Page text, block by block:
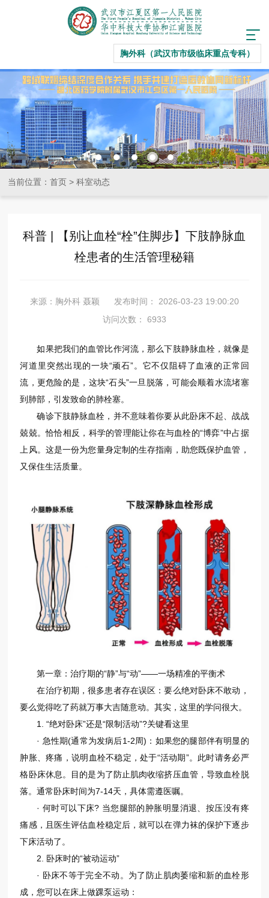
胸外科（武汉市市级临床重点专科）
当前位置：首页 >科室动态
科普 | 【别让血栓“栓”住脚步】下肢静脉血
栓患者的生活管理秘籍
来源：胸外科 聂颖
发布时间： 2026-03-23 19:00:20
访问次数： 6933
如果把我们的血管比作河流，那么下肢静脉血栓，就像是
河道里突然出现的一块“顽石”。它不仅阻碍了血液的正常回
流，更危险的是，这块“石头”一旦脱落，可能会顺着水流堵塞
到肺部，引发致命的肺栓塞。
确诊下肢静脉血栓，并不意味着你要从此卧床不起、战战
兢兢。恰恰相反，科学的管理能让你在与血栓的“博弈”中占据
上风。这是一份为您量身定制的生存指南，助您既保护血管，
又保住生活质量。
第一章：治疗期的“静”与“动”——一场精准的平衡术
在治疗初期，很多患者存在误区：要么绝对卧床不敢动，
要么觉得吃了药就万事大吉随意动。其实，这里的学问很大。
1. “绝对卧床”还是“限制活动”?关键看这里
· 急性期(通常为发病后1-2周)：如果您的腿部伴有明显的
肿胀、疼痛，说明血栓不稳定，处于“活动期”。此时请务必严
格卧床休息。目的是为了防止肌肉收缩挤压血管，导致血栓脱
落。通常卧床时间为7-14天，具体需遵医嘱。
· 何时可以下床? 当您腿部的肿胀明显消退、按压没有疼
痛感，且医生评估血栓稳定后，就可以在弹力袜的保护下逐步
下床活动了。
2. 卧床时的“被动运动”
· 卧床不等于完全不动。为了防止肌肉萎缩和新的血栓形
成，您可以在床上做踝泵运动：